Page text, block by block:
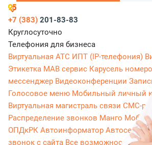
+7 (383) 201-83-83
Круглосуточно
Телефония для бизнеса
Виртуальная АТС ИПТ (IP-телефония)
Этикетка МАВ сервис Карусель
мессенджер Видеоконференции
Голосовое меню Мобильный личный
Виртуальная магистраль связи СМС-
Распределение звонков Манго Мобайл
ОПДкРК Автоинформатор
звонок с сайта Все возможности ВАТС